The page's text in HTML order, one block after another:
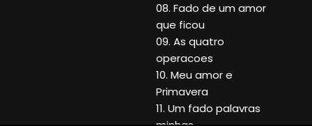
08. Fado de um amor
que ficou
09. As quatro
operacoes
10. Meu amor e
Primavera
11. Um fado palavras